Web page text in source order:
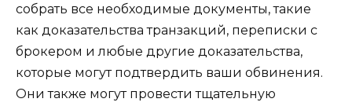
собрать все необходимые документы, такие
как доказательства транзакций, переписки с
брокером и любые другие доказательства,
которые могут подтвердить ваши обвинения.
Они также могут провести тщательную